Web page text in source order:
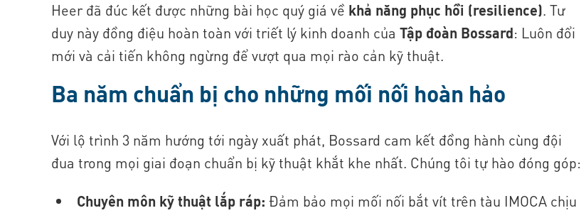
Heer đã đúc kết được những bài học quý giá về khả năng phục hồi (resilience). Tư
duy này đồng điệu hoàn toàn với triết lý kinh doanh của Tập đoàn Bossard: Luôn đổi
mới và cải tiến không ngừng để vượt qua mọi rào cản kỹ thuật.
Ba năm chuẩn bị cho những mối nối hoàn hảo
Với lộ trình 3 năm hướng tới ngày xuất phát, Bossard cam kết đồng hành cùng đội
đua trong mọi giai đoạn chuẩn bị kỹ thuật khắt khe nhất. Chúng tôi tự hào đóng góp:
Chuyên môn kỹ thuật lắp ráp: Đảm bảo mọi mối nối bắt vít trên tàu IMOCA chịu